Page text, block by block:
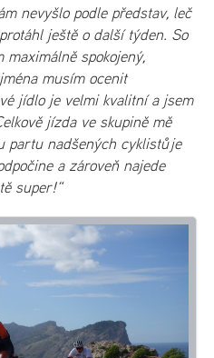
nevyšlo podle představ, leč
ještě o další týden. So
spokojený,
musím ocenit
jídlo je velmi kvalitní a jsem
jízda ve skupině mě
partu nadšených cyklistů je
a zároveň najede
super!“